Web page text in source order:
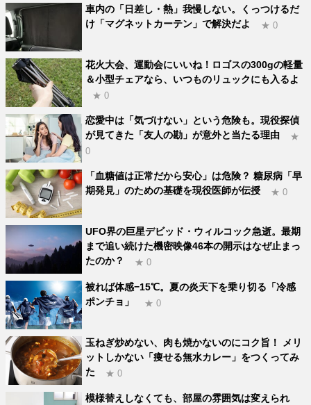
車内の「日差し・熱」我慢しない。くっつけるだ
け「マグネットカーテン」で解決だよ
★ 0
花火大会、運動会にいいね！ロゴスの300gの軽量
＆小型チェアなら、いつものリュックにも入るよ
★ 0
恋愛中は「気づけない」という危険も。現役探偵
が見てきた「友人の勘」が意外と当たる理由
★
0
「血糖値は正常だから安心」は危険？ 糖尿病「早
期発見」のための基礎を現役医師が伝授
★ 0
UFO界の巨星デビッド・ウィルコック急逝。最期
まで追い続けた機密映像46本の開示はなぜ止まっ
たのか？
★ 0
被れば体感−15℃。夏の炎天下を乗り切る「冷感
ポンチョ」
★ 0
玉ねぎ炒めない、肉も焼かないのにコク旨！ メリ
ットしかない「痩せる無水カレー」をつくってみ
た
★ 0
模様替えしなくても、部屋の雰囲気は変えられ